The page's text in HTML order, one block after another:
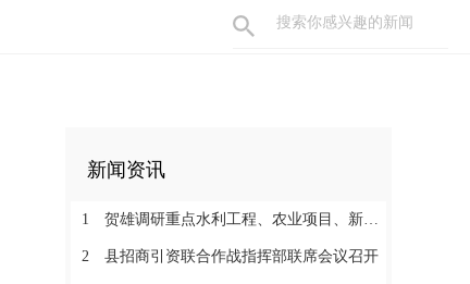
新闻资讯
1 贺雄调研重点水利工程、农业项目、新能源项目和督导防溺水安全等工作
2 县招商引资联合作战指挥部联席会议召开